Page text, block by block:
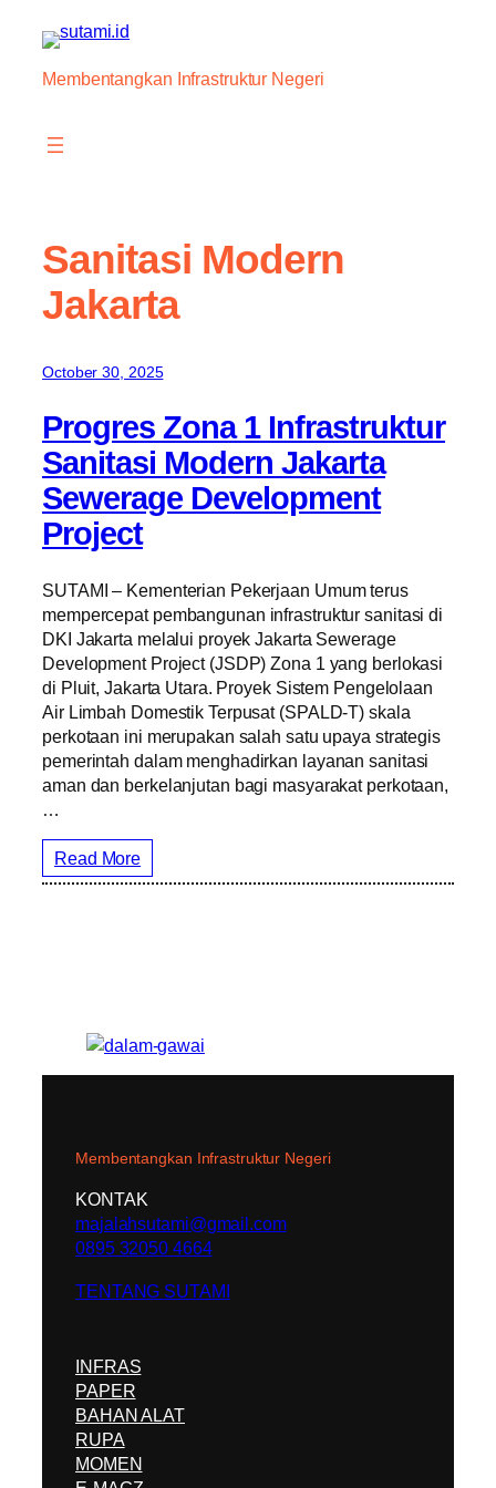
content
Membentangkan Infrastruktur Negeri
Sanitasi Modern
Jakarta
October 30, 2025
Progres Zona 1 Infrastruktur
Sanitasi Modern Jakarta
Sewerage Development
Project
SUTAMI – Kementerian Pekerjaan Umum terus
mempercepat pembangunan infrastruktur sanitasi di
DKI Jakarta melalui proyek Jakarta Sewerage
Development Project (JSDP) Zona 1 yang berlokasi
di Pluit, Jakarta Utara. Proyek Sistem Pengelolaan
Air Limbah Domestik Terpusat (SPALD-T) skala
perkotaan ini merupakan salah satu upaya strategis
pemerintah dalam menghadirkan layanan sanitasi
aman dan berkelanjutan bagi masyarakat perkotaan,
Read More
Membentangkan Infrastruktur Negeri
KONTAK
majalahsutami@gmail.com
0895 32050 4664
TENTANG SUTAMI
INFRAS
PAPER
BAHAN ALAT
RUPA
MOMEN